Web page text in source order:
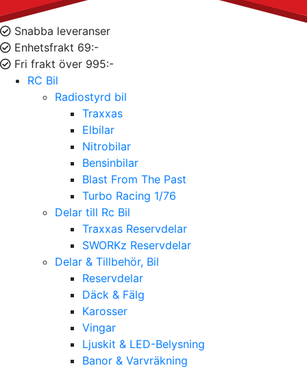
Snabba leveranser
Enhetsfrakt 69:-
Fri frakt över 995:-
RC Bil
Radiostyrd bil
Traxxas
Elbilar
Nitrobilar
Bensinbilar
Blast From The Past
Turbo Racing 1/76
Delar till Rc Bil
Traxxas Reservdelar
SWORKz Reservdelar
Delar & Tillbehör, Bil
Reservdelar
Däck & Fälg
Karosser
Vingar
Ljuskit & LED-Belysning
Banor & Varvräkning